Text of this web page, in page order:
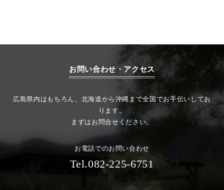
お問い合わせ・アクセス
広島県内はもちろん、北海道から沖縄まで全国でお手伝いしてお
ります。
まずはお問合せください。
お電話でのお問い合わせ
Tel.082-225-6751